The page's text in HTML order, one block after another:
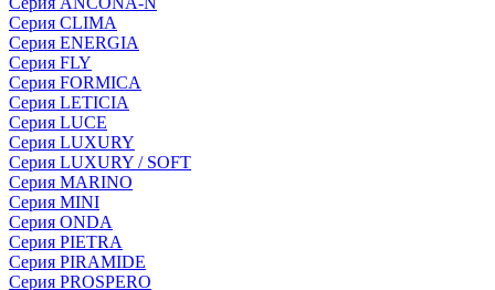
Серия CLIMA
Серия ENERGIA
Серия FLY
Серия FORMICA
Серия LETICIA
Серия LUCE
Серия LUXURY
Серия LUXURY / SOFT
Серия MARINO
Серия MINI
Серия ONDA
Серия PIETRA
Серия PIRAMIDE
Серия PROSPERO